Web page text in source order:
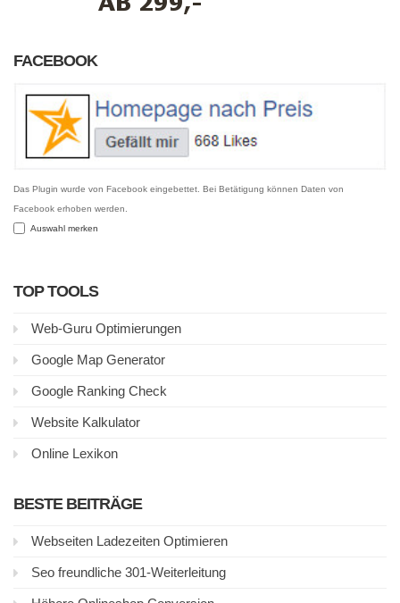
FACEBOOK
Das Plugin wurde von Facebook eingebettet. Bei Betätigung können Daten von
Facebook erhoben werden.
Auswahl merken
TOP TOOLS
Web-Guru Optimierungen
Google Map Generator
Google Ranking Check
Website Kalkulator
Online Lexikon
BESTE BEITRÄGE
Webseiten Ladezeiten Optimieren
Seo freundliche 301-Weiterleitung